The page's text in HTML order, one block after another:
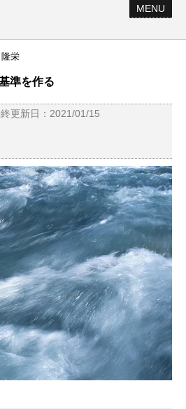
MENU
栄
準を作る
更新日：2021/01/15